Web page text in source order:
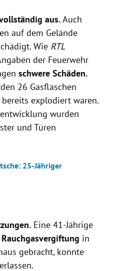
aus.Auch
auf dem Gelände
Wie RTL
der Feuerwehr
schwere Schäden.
26 Gasflaschen
explodiert waren.
wurden
und Türen
25-Jähriger
Eine 41-Jährige
Rauchgasvergiftung in
gebracht, konnte